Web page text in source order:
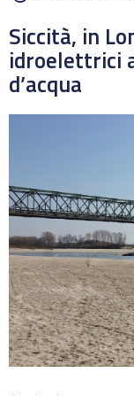
Siccità, in
idroelettrici
d’acqua